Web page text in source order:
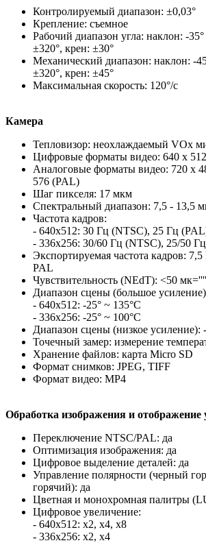
Контролируемый диапазон: ±0,03°
Крепление: съемное
Рабочий диапазон угла: наклон: -
±320°, крен: ±30°
Механический диапазон: наклон: -
±320°, крен: ±45°
Максимальная скорость: 120°/с
Камера
Тепловизор: неохлаждаемый VOx
Цифровые форматы видео: 640 x
Аналоговые форматы видео: 720 x
576 (PAL)
Шаг пикселя: 17 мкм
Спектральный диапазон: 7,5 - 13,5
Частота кадров:
- 640x512: 30 Гц (NTSC), 25 Гц
- 336x256: 30/60 Гц (NTSC), 25/50
Экспортируемая частота кадров:
PAL
Чувствительность (NEdT): <50
Диапазон сцены (большое
- 640x512: -25° ~ 135°C
- 336x256: -25° ~ 100°C
Диапазон сцены (низкое усиление):
Точечный замер: измерение
Хранение файлов: карта Micro SD
Формат снимков: JPEG, TIFF
Формат видео: MP4
Обработка изображения и отображение
Переключение NTSC/PAL: да
Оптимизация изображения: да
Цифровое выделение деталей: да
Управление полярности (черный
горячий): да
Цветная и монохромная палитры
Цифровое увеличение:
- 640x512: х2, х4, х8
- 336x256: х2, х4